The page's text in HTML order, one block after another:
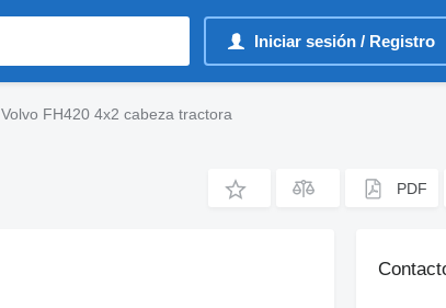
Iniciar sesión / Registro
Volvo FH420 4x2 cabeza tractora
PDF